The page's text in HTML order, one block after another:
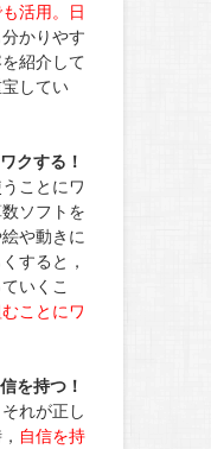
活用。日
かりやす
紹介して
してい
クする！
ことにワ
ソフトを
や動きに
すると，
いくこ
ことにワ
を持つ！
れが正し
自信を持